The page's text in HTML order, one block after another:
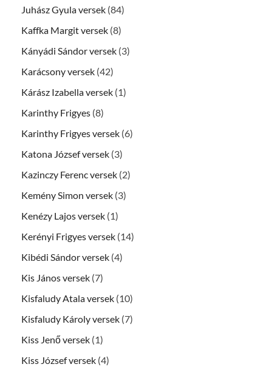
Juhász Gyula versek (84)
Kaffka Margit versek (8)
Kányádi Sándor versek (3)
Karácsony versek (42)
Kárász Izabella versek (1)
Karinthy Frigyes (8)
Karinthy Frigyes versek (6)
Katona József versek (3)
Kazinczy Ferenc versek (2)
Kemény Simon versek (3)
Kenézy Lajos versek (1)
Kerényi Frigyes versek (14)
Kibédi Sándor versek (4)
Kis János versek (7)
Kisfaludy Atala versek (10)
Kisfaludy Károly versek (7)
Kiss Jenő versek (1)
Kiss József versek (4)